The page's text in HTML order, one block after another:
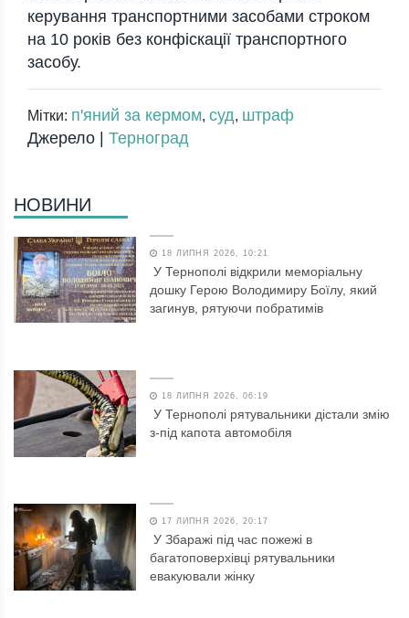
керування транспортними засобами строком
на 10 років без конфіскації транспортного
засобу.
Мітки: п'яний за кермом, суд, штраф
Джерело | Терноград
НОВИНИ
18 ЛИПНЯ 2026, 10:21
У Тернополі відкрили меморіальну
дошку Герою Володимиру Боїлу, який
загинув, рятуючи побратимів
18 ЛИПНЯ 2026, 06:19
У Тернополі рятувальники дістали змію
з-під капота автомобіля
17 ЛИПНЯ 2026, 20:17
У Збаражі під час пожежі в
багатоповерхівці рятувальники
евакуювали жінку